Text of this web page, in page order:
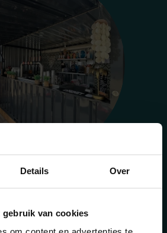
Details Over
gebruik van cookies
noch 2 Sunset Beach Partys auf